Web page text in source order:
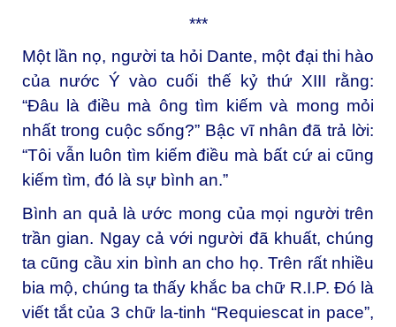
***
Một lần nọ, người ta hỏi Dante, một đại thi hào
của nước Ý vào cuối thế kỷ thứ XIII rằng:
“Ðâu là điều mà ông tìm kiếm và mong mỏi
nhất trong cuộc sống?” Bậc vĩ nhân đã trả lời:
“Tôi vẫn luôn tìm kiếm điều mà bất cứ ai cũng
kiếm tìm, đó là sự bình an.”
Bình an quả là ước mong của mọi người trên
trần gian. Ngay cả với người đã khuất, chúng
ta cũng cầu xin bình an cho họ. Trên rất nhiều
bia mộ, chúng ta thấy khắc ba chữ R.I.P. Ðó là
viết tắt của 3 chữ la-tinh “Requiescat in pace”,